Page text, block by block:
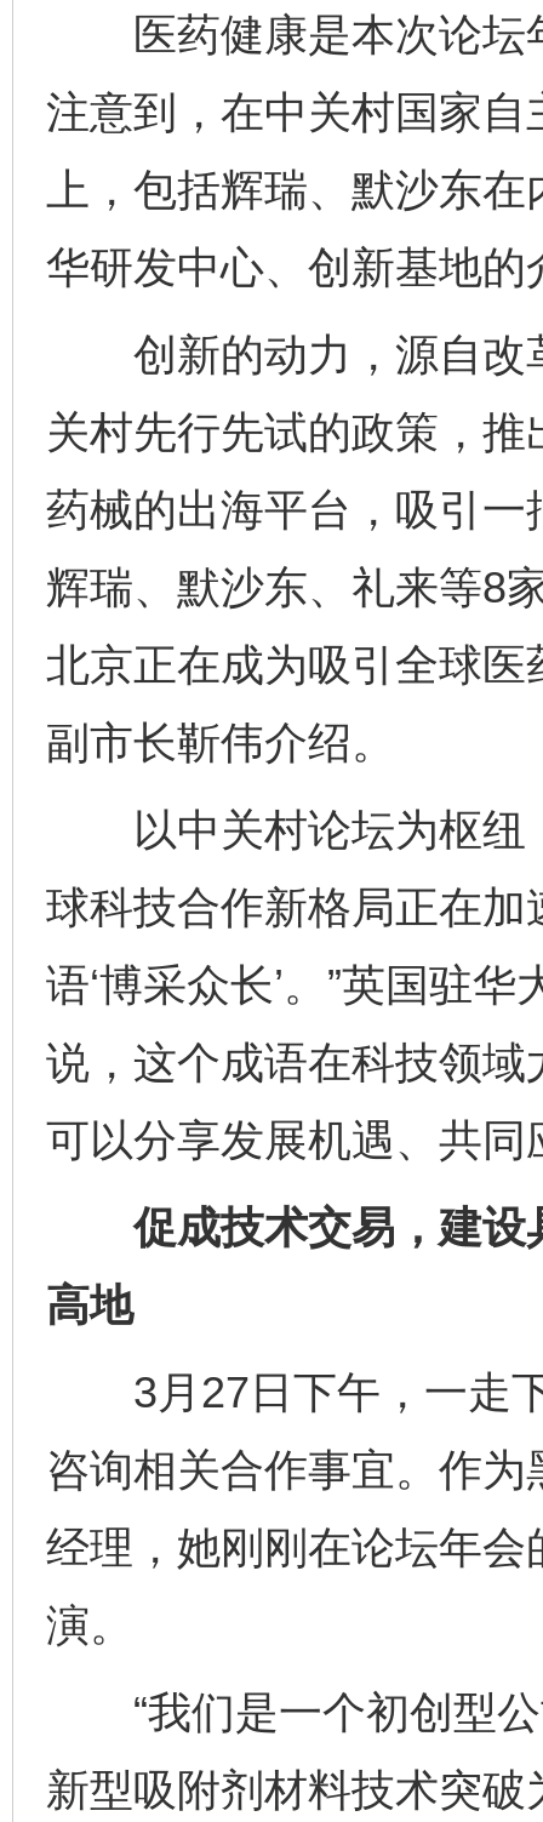
医药健康是本次论坛
注意到，在中关村国家
上，包括辉瑞、默沙东
华研发中心、创新基地的
创新的动力，源自改革
关村先行先试的政策，
药械的出海平台，吸引
辉瑞、默沙东、礼来等8
北京正在成为吸引全球医
副市长靳伟介绍。
以中关村论坛为枢纽
球科技合作新格局正在加
语‘博采众长’。”英国驻
说，这个成语在科技领域
可以分享发展机遇、共同
促成技术交易，建设
高地
3月27日下午，一走下
咨询相关合作事宜。作
经理，她刚刚在论坛年会
演。
“我们是一个初创型公
新型吸附剂材料技术突